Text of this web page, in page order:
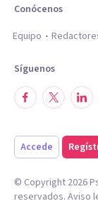
Conócenos
Equipo
Síguenos
Accede
© Copyright 2026
reservados. Aviso